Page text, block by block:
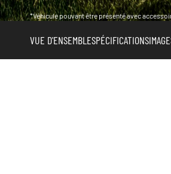
*Véhicule pouvant être présenté avec
VUE D'ENSEMBLESPÉCIFICATIONS